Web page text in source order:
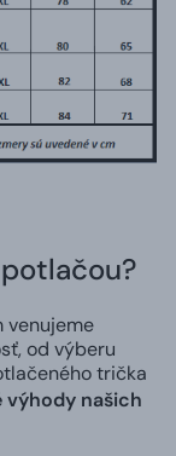
venujeme
od výberu
trička
výhody našich